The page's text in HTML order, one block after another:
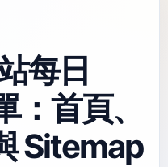
每日
：首頁、
Sitemap